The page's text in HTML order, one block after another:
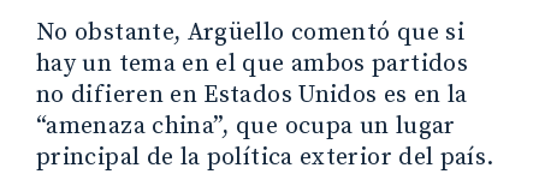
No obstante, Argüello comentó que si
hay un tema en el que ambos partidos
no difieren en Estados Unidos es en la
“amenaza china”, que ocupa un lugar
principal de la política exterior del país.